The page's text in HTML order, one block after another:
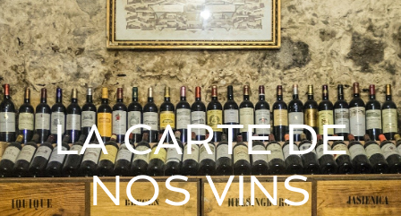
LA CARTE DE
NOS VINS